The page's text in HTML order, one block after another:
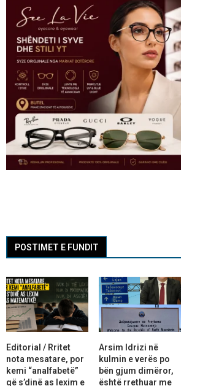
POSTIMET E FUNDIT
Editorial / Rritet
nota mesatare, por
kemi “analfabetë”
që s’dinë as lexim e
Arsim Idrizi në
kulmin e verës po
bën gjum dimëror,
është rrethuar me